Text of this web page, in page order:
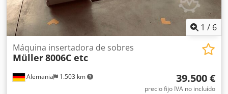
1 / 6
Alemania 1.503 km
Máquina insertadora de sobres
Müller8006C etc
39.500 €
precio fijo IVA no incluído